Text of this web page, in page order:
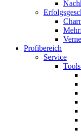
Profibereich
Service